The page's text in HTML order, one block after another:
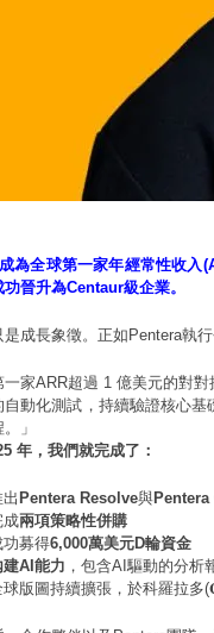
為全球第一家年經常性收
晉升為Centaur級企業。
是成長象徵。正如Pentera執
一家ARR超過 1 億美元的對
自動化測試，持續驗證核心
」
年，我們就完成了：
Pentera Resolve與Pentera
成兩項策略性併購
功募得6,000萬美元D輪資金
建AI能力 ，包含AI驅動的分析
球版圖持續擴張，於科羅拉多